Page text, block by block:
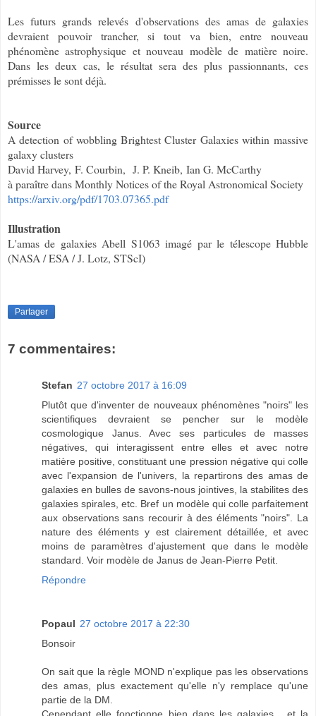
Les futurs grands relevés d'observations des amas de galaxies
devraient pouvoir trancher, si tout va bien, entre nouveau
phénomène astrophysique et nouveau modèle de matière noire.
Dans les deux cas, le résultat sera des plus passionnants, ces
prémisses le sont déjà.
Source
A detection of wobbling Brightest Cluster Galaxies within massive
galaxy clusters
David Harvey, F. Courbin, J. P. Kneib, Ian G. McCarthy
à paraître dans Monthly Notices of the Royal Astronomical Society
https://arxiv.org/pdf/1703.07365.pdf
Illustration
L'amas de galaxies Abell S1063 imagé par le télescope Hubble
(NASA / ESA / J. Lotz, STScI)
Partager
7 commentaires:
Stefan 27 octobre 2017 à 16:09
Plutôt que d'inventer de nouveaux phénomènes "noirs" les
scientifiques devraient se pencher sur le modèle
cosmologique Janus. Avec ses particules de masses
négatives, qui interagissent entre elles et avec notre
matière positive, constituant une pression négative qui colle
avec l'expansion de l'univers, la repartirons des amas de
galaxies en bulles de savons-nous jointives, la stabilites des
galaxies spirales, etc. Bref un modèle qui colle parfaitement
aux observations sans recourir à des éléments "noirs". La
nature des éléments y est clairement détaillée, et avec
moins de paramètres d'ajustement que dans le modèle
standard. Voir modèle de Janus de Jean-Pierre Petit.
Répondre
Popaul 27 octobre 2017 à 22:30
Bonsoir
On sait que la règle MOND n'explique pas les observations
des amas, plus exactement qu'elle n'y remplace qu'une
partie de la DM.